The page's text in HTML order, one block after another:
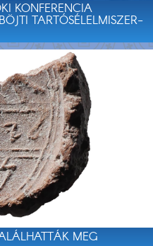
KONFERENCIA
TARTÓSÉLELMISZER-
MEG